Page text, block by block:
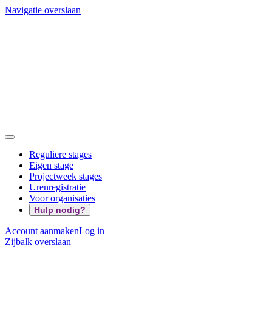
Navigatie overslaan
Reguliere stages
Eigen stage
Projectweek stages
Urenregistratie
Voor organisaties
Hulp nodig?
Account aanmakenLog in
Zijbalk overslaan